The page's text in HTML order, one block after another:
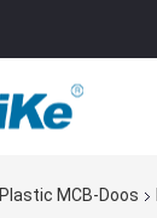
Plastic MCB-Doos